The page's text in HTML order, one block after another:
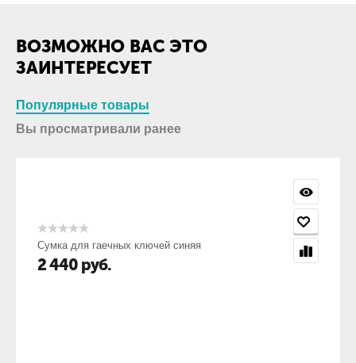
ВОЗМОЖНО ВАС ЭТО
ЗАИНТЕРЕСУЕТ
Популярные товары
Вы просматривали ранее
Сумка для гаечных ключей синяя
2 440 руб.